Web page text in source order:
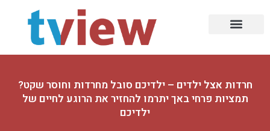
חרדות אצל ילדים – ילדיכם סובל מחרדות וחוסר שקט?
תמציות פרחי באך יתרמו להחזיר את הרוגע לחיים של
ילדיכם